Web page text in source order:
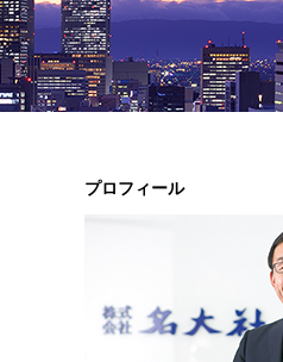
プロフィール